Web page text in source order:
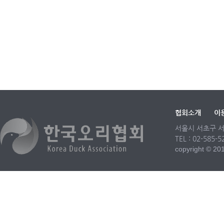
협회소개
이
서울시 서초구
TEL : 02-585-
copyright ©